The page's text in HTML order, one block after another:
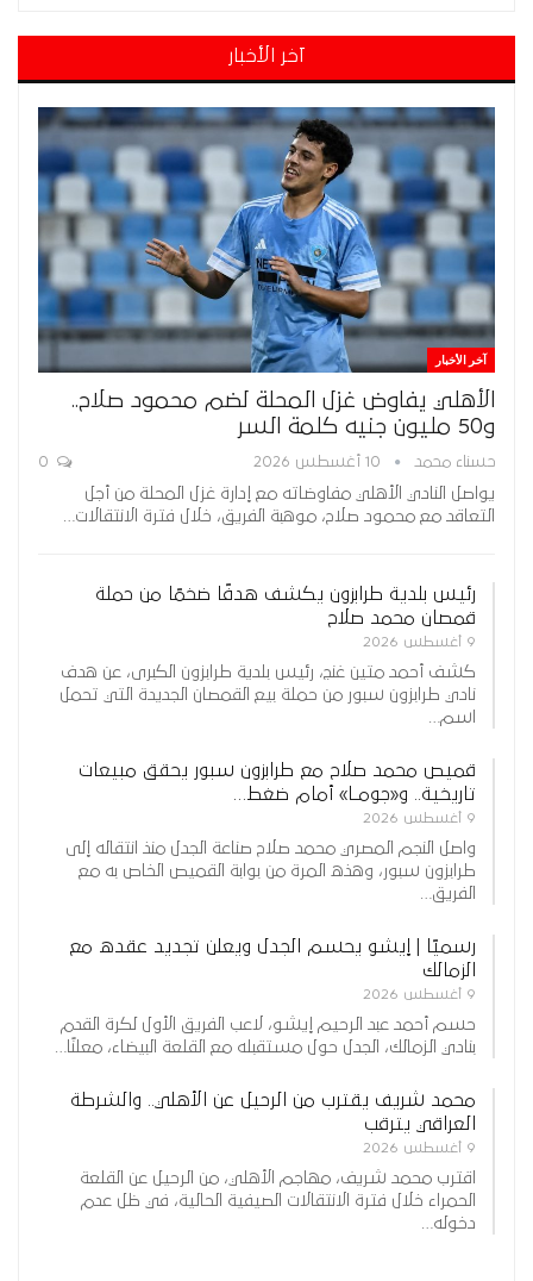
آخر الأخبار
آخر الأخبار
الأهلي يفاوض غزل المحلة لضم محمود صلاح..
و50 مليون جنيه كلمة السر
حسناء محمد 10 أغسطس 2026
يواصل النادي الأهلي مفاوضاته مع إدارة غزل المحلة من أجل
التعاقد مع محمود صلاح، موهبة الفريق، خلال فترة الانتقالات…
رئيس بلدية طرابزون يكشف هدفًا ضخمًا من حملة
قمصان محمد صلاح
9 أغسطس 2026
كشف أحمد متين غنج، رئيس بلدية طرابزون الكبرى، عن هدف
نادي طرابزون سبور من حملة بيع القمصان الجديدة التي تحمل
اسم…
قميص محمد صلاح مع طرابزون سبور يحقق مبيعات
تاريخية.. و«جومـا» أمام ضغط…
9 أغسطس 2026
واصل النجم المصري محمد صلاح صناعة الجدل منذ انتقاله إلى
طرابزون سبور، وهذه المرة من بوابة القميص الخاص به مع
الفريق…
رسميًا | إيشو يحسم الجدل ويعلن تجديد عقده مع
الزمالك
9 أغسطس 2026
حسم أحمد عبد الرحيم إيشو، لاعب الفريق الأول لكرة القدم
بنادي الزمالك، الجدل حول مستقبله مع القلعة البيضاء، معلنًا…
محمد شريف يقترب من الرحيل عن الأهلي.. والشرطة
العراقي يترقب
9 أغسطس 2026
اقترب محمد شريف، مهاجم الأهلي، من الرحيل عن القلعة
الحمراء خلال فترة الانتقالات الصيفية الحالية، في ظل عدم
دخوله…